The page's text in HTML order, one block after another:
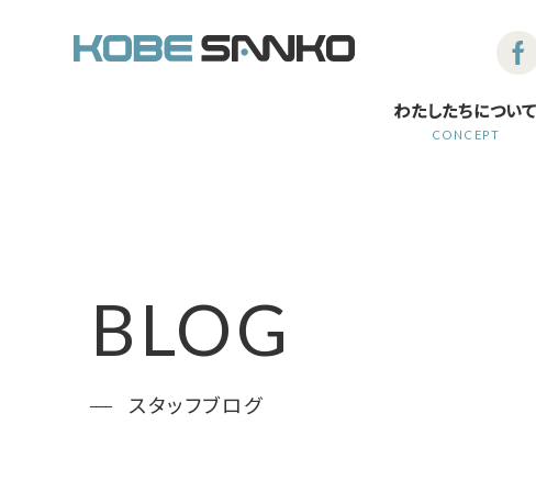
わたしたちについて
CONCEPT
BLOG
スタッフブログ